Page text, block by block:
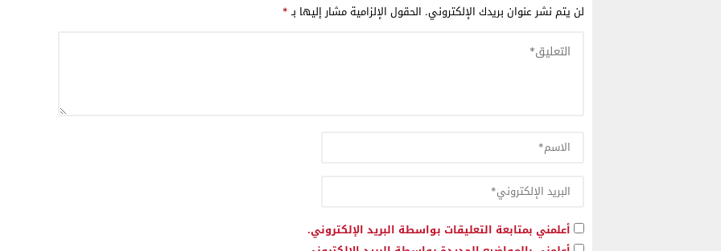
“الناتو”
لن يتم نشر عنوان بريدك الإلكتروني. الحقول الإلزامية مشار إليها بـ*
أعلمني بمتابعة التعليقات بواسطة البريد الإلكتروني.